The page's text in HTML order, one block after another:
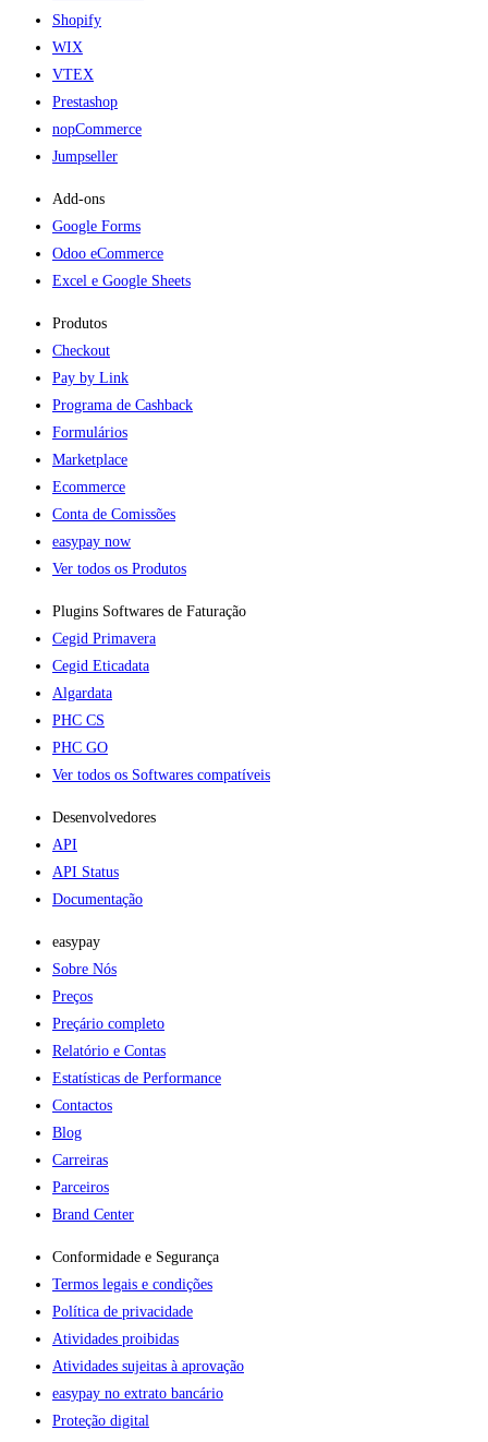
Shopify
WIX
VTEX
Prestashop
nopCommerce
Jumpseller
Add-ons​
Google Forms
Odoo eCommerce
Excel e Google Sheets
Produtos
Checkout
Pay by Link
Programa de Cashback
Formulários
Marketplace
Ecommerce
Conta de Comissões
easypay now
Ver todos os Produtos
Plugins Softwares de Faturação​
Cegid Primavera
Cegid Eticadata
Algardata
PHC CS
PHC GO
Ver todos os Softwares compatíveis
Desenvolvedores
API
API Status
Documentação
easypay
Sobre Nós
Preços
Preçário completo
Relatório e Contas
Estatísticas de Performance
Contactos
Blog
Carreiras
Parceiros
Brand Center
Conformidade e Segurança
Termos legais e condições
Política de privacidade
Atividades proibidas
Atividades sujeitas à aprovação
easypay no extrato bancário
Proteção digital